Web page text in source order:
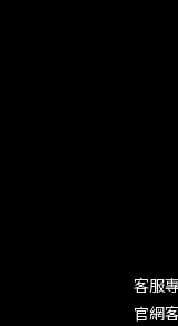
客服
官網